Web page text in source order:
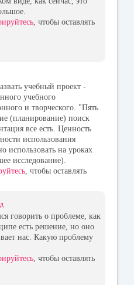
, чтобы оставлять
учебный проект -
учебного
и творческого. "Пять
(планирование) поиск
все есть. Ценность
использования
использовать на уроках
исследование).
, чтобы оставлять
говорить о проблеме, как
есть решение, но оно
нас. Какую проблему
, чтобы оставлять